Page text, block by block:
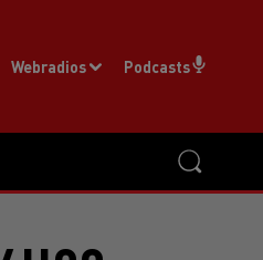
Webradios Podcasts